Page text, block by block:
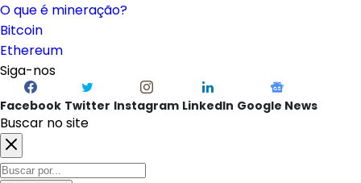
O que é mineração?
Bitcoin
Ethereum
Siga-nos
Facebook Twitter Instagram LinkedIn Google News
Buscar no site